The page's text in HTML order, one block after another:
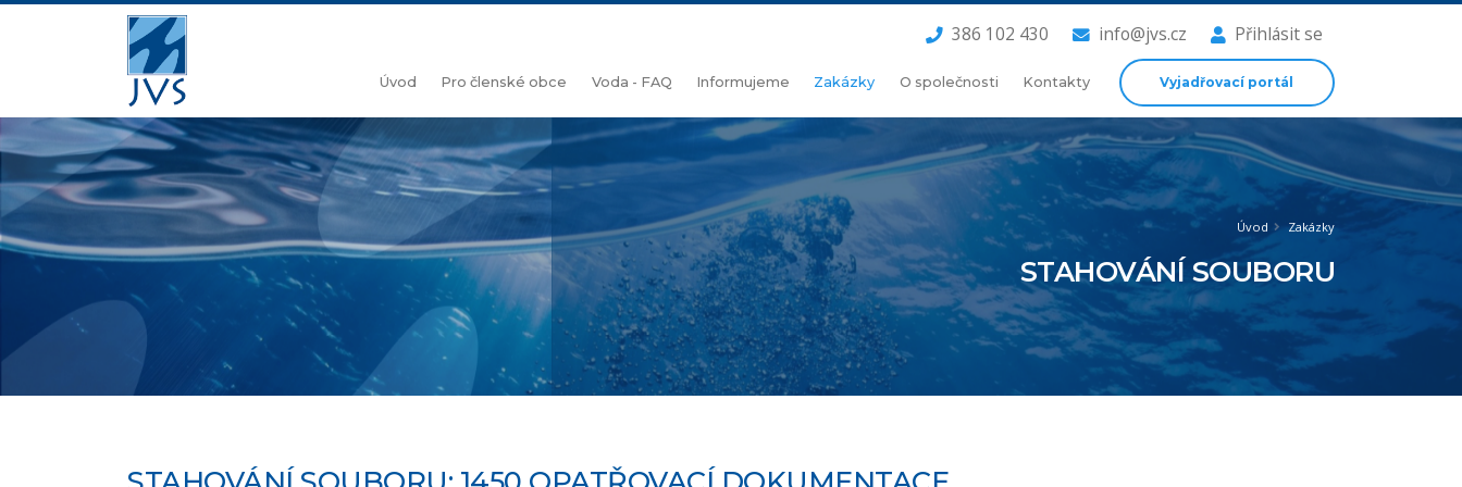
386 102 430 info@jvs.cz Přihlásit se
Úvod Pro členské obce Voda - FAQ Informujeme Zakázky O společnosti Kontakty Vyjadřovací portál
Úvod Zakázky
STAHOVÁNÍ SOUBORU